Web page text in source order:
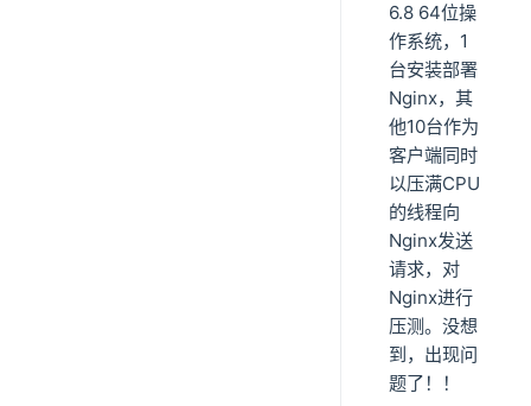
6.8 64位操
作系统，1
台安装部署
Nginx，其
他10台作为
客户端同时
以压满CPU
的线程向
Nginx发送
请求，对
Nginx进行
压测。没想
到，出现问
题了！！